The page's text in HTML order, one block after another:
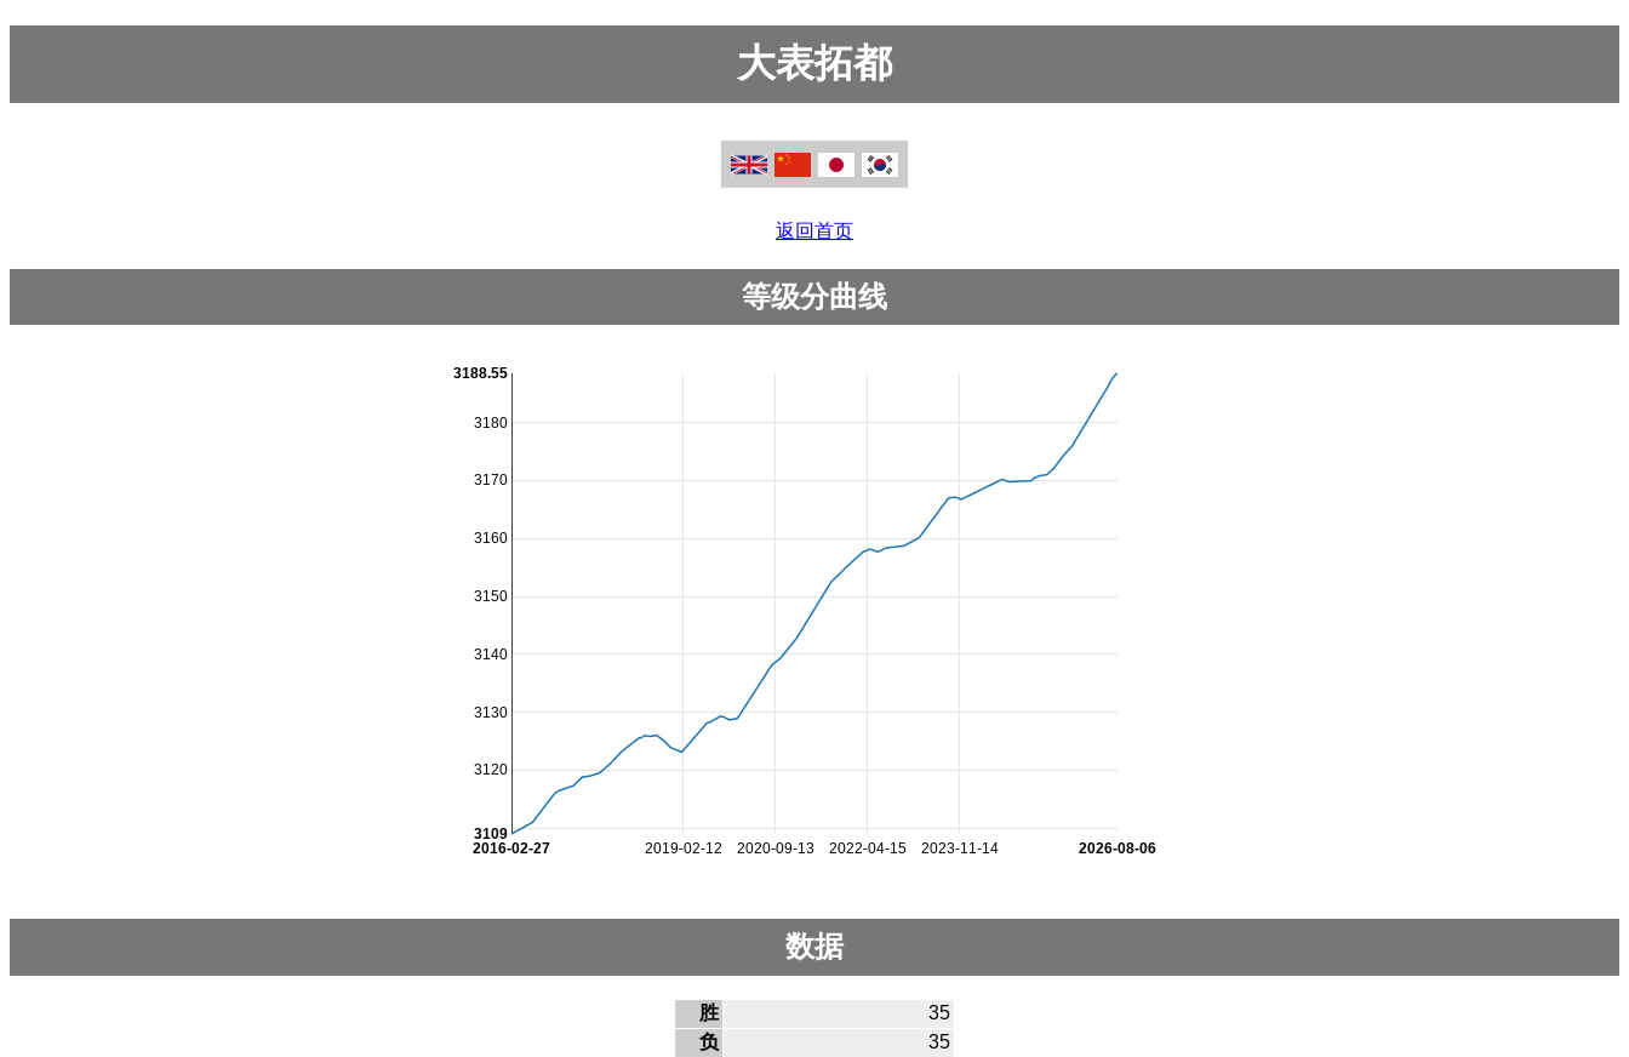
大表拓都
返回首页
等级分曲线
2019-02-12 2020-09-13 2022-04-15 2023-11-14
2016-02-27 2026-08-06
3120
3130
3140
3150
3160
3170
3180
3109
3188.55
数据
胜
35
负
35